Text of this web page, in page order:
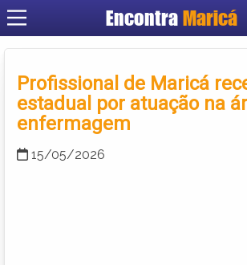
EncontraMaricá
Cadastrar
Criar conta
Profissional de Maricá
estadual por atuação na
enfermagem
15/05/2026